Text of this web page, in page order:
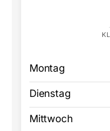
Montag
Dienstag
Mittwoch